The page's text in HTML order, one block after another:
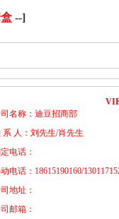
--]
名称：迪豆招商部
系 人：刘先生/肖先生
电话：
电话：18615190160/
地址：
邮箱：